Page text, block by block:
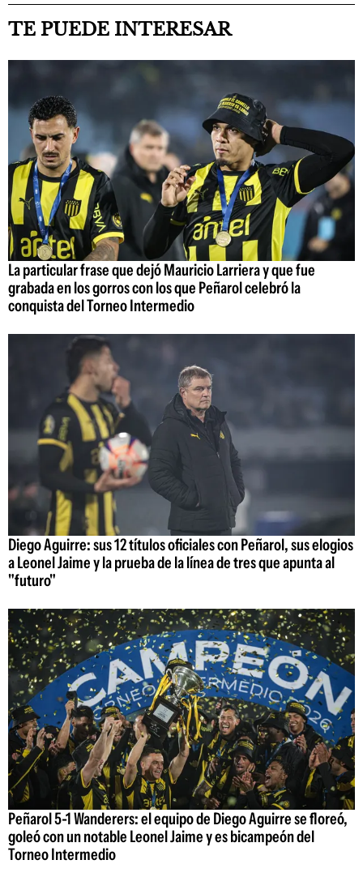
TE PUEDE INTERESAR
La particular frase que dejó Mauricio Larriera y que fue
grabada en los gorros con los que Peñarol celebró la
conquista del Torneo Intermedio
Diego Aguirre: sus 12 títulos oficiales con Peñarol, sus elogios
a Leonel Jaime y la prueba de la línea de tres que apunta al
"futuro"
Peñarol 5-1 Wanderers: el equipo de Diego Aguirre se floreó,
goleó con un notable Leonel Jaime y es bicampeón del
Torneo Intermedio